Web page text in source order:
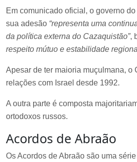
Em comunicado oficial, o governo
sua adesão “representa uma
da política externa do Cazaquistão”,
respeito mútuo e estabilidade
Apesar de ter maioria muçulmana, o
relações com Israel desde 1992.
A outra parte é composta
ortodoxos russos.
Acordos de Abraão
Os Acordos de Abraão são uma